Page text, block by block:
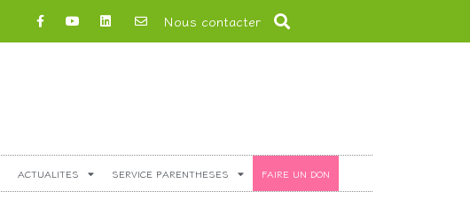
Nous contacter
ACTUALITES SERVICE PARENTHESES FAIRE UN DON